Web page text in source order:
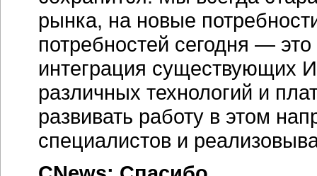
рынка, на новые
потребностей сегодня —
интеграция существующих
различных технологий и
развивать работу в этом
специалистов и